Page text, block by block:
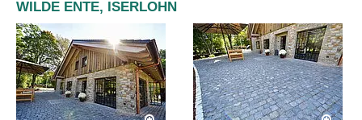
WILDE ENTE, ISERLOHN